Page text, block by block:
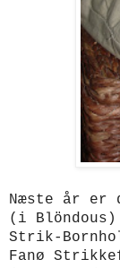
Næste år
(i
Strik-
Fanø